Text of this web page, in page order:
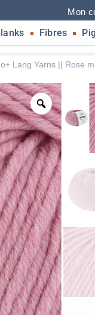
Mon
Fibres
Lang Yarns || Rose